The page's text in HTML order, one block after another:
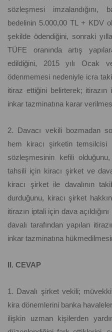
sözleşmesi imzalandığını,
bedelinin 5.000,00 TL + KDV
şekilde ödendiğini, sonraki
TÜFE oranında artış
edildiğini, 2015 yılı Ocak
ödenmemesi nedeniyle icra
itiraz ettiğini belirterek;
inkar tazminatına karar
2. Davacı vekili bozmadan
hem kiracı şirketin
sözleşmesinin kefili
tahsili için kiracı şirket ve
kiracı şirket ile davalının
durduğunu, kiracı şirket
itirazın iptali için dava
davalı tarafından yapılan
inkar tazminatına
II. CEVAP
1. Davalı şirket vekili;
kira dönemlerini banka
ilişkin uzman kişilerden